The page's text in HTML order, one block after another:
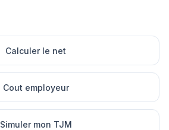
Calculer le net
Cout employeur
Simuler mon TJM